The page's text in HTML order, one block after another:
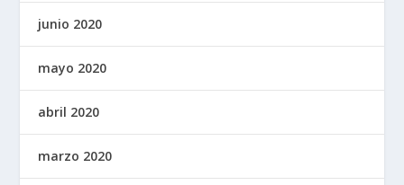
junio 2020
mayo 2020
abril 2020
marzo 2020